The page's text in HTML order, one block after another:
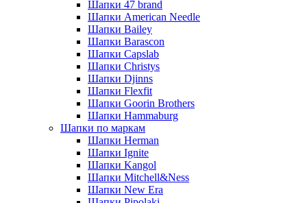
Шапки 47 brand
Шапки American Needle
Шапки Bailey
Шапки Barascon
Шапки Capslab
Шапки Christys
Шапки Djinns
Шапки Flexfit
Шапки Goorin Brothers
Шапки Hammaburg
Шапки по маркам
Шапки Herman
Шапки Ignite
Шапки Kangol
Шапки Mitchell&Ness
Шапки New Era